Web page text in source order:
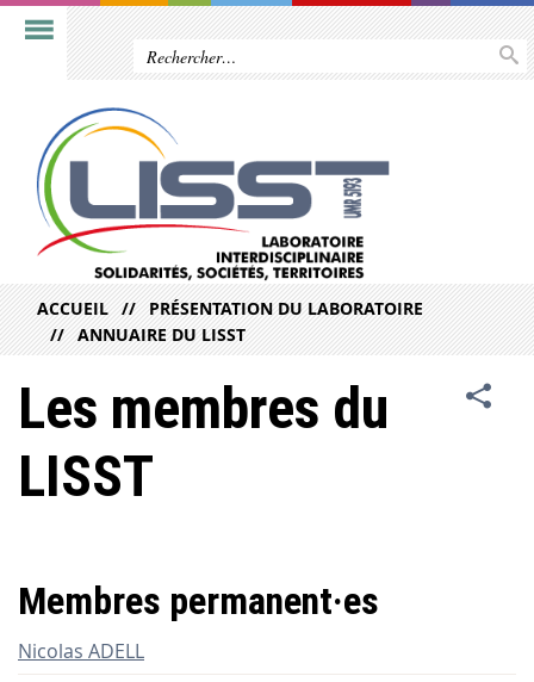
ACCUEIL
PRÉSENTATION DU LABORATOIRE
ANNUAIRE DU LISST
Les membres du
LISST
Membres permanent·es
Nicolas ADELL